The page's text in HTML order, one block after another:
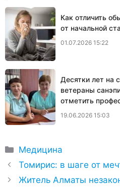
Как отличить
от начальной
01.07.2026 15:22
Десятки лет на
ветераны
отметить
19.06.2026 15:03
Рубрики
Медицина
Томирис: в шаге от
Житель Алматы